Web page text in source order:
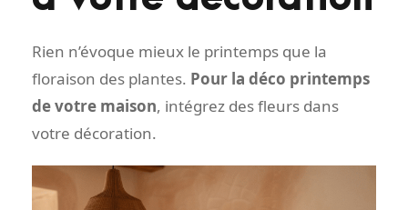
Rien n’évoque mieux le printemps que la
floraison des plantes. Pour la déco printemps
de votre maison, intégrez des fleurs dans
votre décoration.